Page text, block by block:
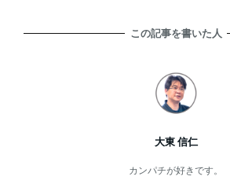
この記事を書いた人
大東 信仁
カンパチが好きです。